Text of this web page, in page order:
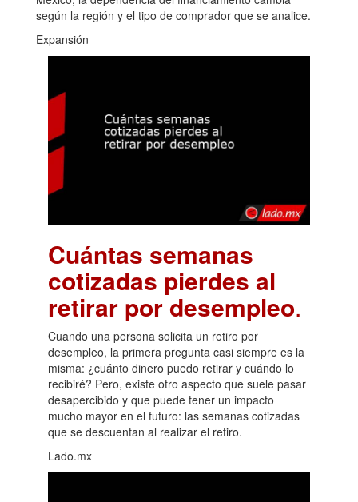
según la región y el tipo de comprador que se analice.
Expansión
Cuántas semanas
cotizadas pierdes al
retirar por desempleo.
Cuando una persona solicita un retiro por
desempleo, la primera pregunta casi siempre es la
misma: ¿cuánto dinero puedo retirar y cuándo lo
recibiré? Pero, existe otro aspecto que suele pasar
desapercibido y que puede tener un impacto
mucho mayor en el futuro: las semanas cotizadas
que se descuentan al realizar el retiro.
Lado.mx